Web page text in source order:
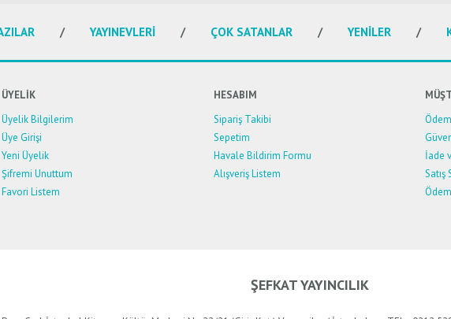
Yorum Yaz
YAYINEVLERİ ÇOK SATANLAR YENİLER
ÜYELİK
Üyelik Bilgilerim
Üye Girişi
Yeni Üyelik
Şifremi Unuttum
Favori Listem
HESABIM
Sipariş Takibi
Sepetim
Havale Bildirim Formu
Alışveriş Listem
İade
ŞEFKAT YAYINCILIK